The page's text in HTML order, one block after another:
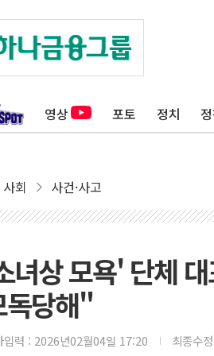
영상 포토 정치
사회 사건·사고
녀상 모욕' 단체
독당해"
입력 : 2026년02월04일 17:20 최종수